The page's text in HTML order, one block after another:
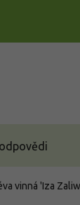
vinná 'Iza